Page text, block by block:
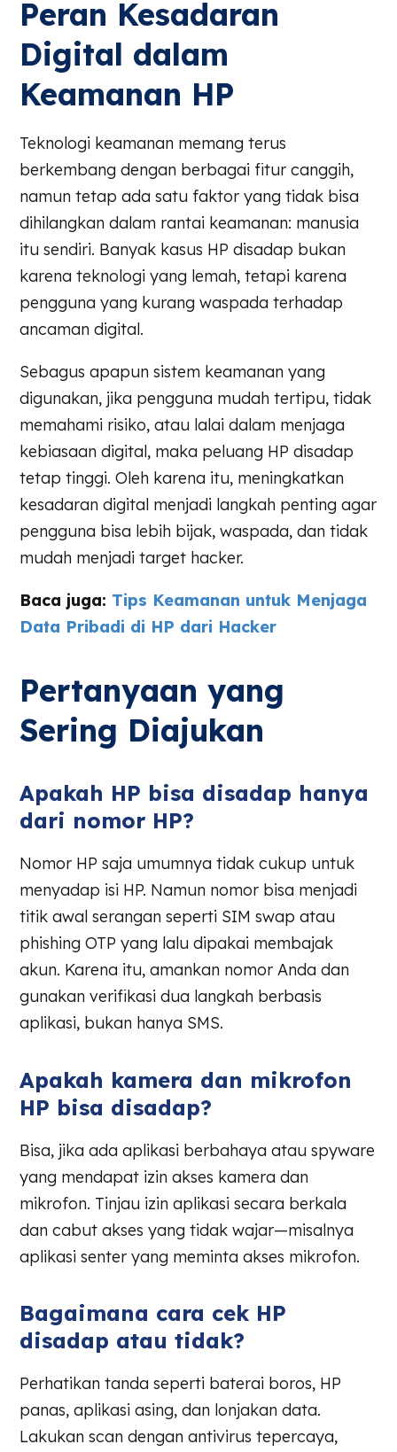
Peran Kesadaran
Digital dalam
Keamanan HP
Teknologi keamanan memang terus
berkembang dengan berbagai fitur canggih,
namun tetap ada satu faktor yang tidak bisa
dihilangkan dalam rantai keamanan: manusia
itu sendiri. Banyak kasus HP disadap bukan
karena teknologi yang lemah, tetapi karena
pengguna yang kurang waspada terhadap
ancaman digital.
Sebagus apapun sistem keamanan yang
digunakan, jika pengguna mudah tertipu, tidak
memahami risiko, atau lalai dalam menjaga
kebiasaan digital, maka peluang HP disadap
tetap tinggi. Oleh karena itu, meningkatkan
kesadaran digital menjadi langkah penting agar
pengguna bisa lebih bijak, waspada, dan tidak
mudah menjadi target hacker.
Baca juga: Tips Keamanan untuk Menjaga
Data Pribadi di HP dari Hacker
Pertanyaan yang
Sering Diajukan
Apakah HP bisa disadap hanya
dari nomor HP?
Nomor HP saja umumnya tidak cukup untuk
menyadap isi HP. Namun nomor bisa menjadi
titik awal serangan seperti SIM swap atau
phishing OTP yang lalu dipakai membajak
akun. Karena itu, amankan nomor Anda dan
gunakan verifikasi dua langkah berbasis
aplikasi, bukan hanya SMS.
Apakah kamera dan mikrofon
HP bisa disadap?
Bisa, jika ada aplikasi berbahaya atau spyware
yang mendapat izin akses kamera dan
mikrofon. Tinjau izin aplikasi secara berkala
dan cabut akses yang tidak wajar—misalnya
aplikasi senter yang meminta akses mikrofon.
Bagaimana cara cek HP
disadap atau tidak?
Perhatikan tanda seperti baterai boros, HP
panas, aplikasi asing, dan lonjakan data.
Lakukan scan dengan antivirus tepercaya,